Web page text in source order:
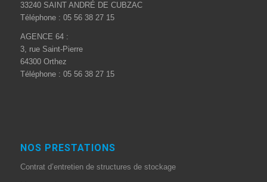
33240 SAINT ANDRÉ DE CUBZAC
Téléphone : 05 56 38 27 15
AGENCE 64 :
3, rue Saint-Pierre
64300 Orthez
Téléphone : 05 56 38 27 15
NOS PRESTATIONS
Contrat d’entretien de structures de stockage